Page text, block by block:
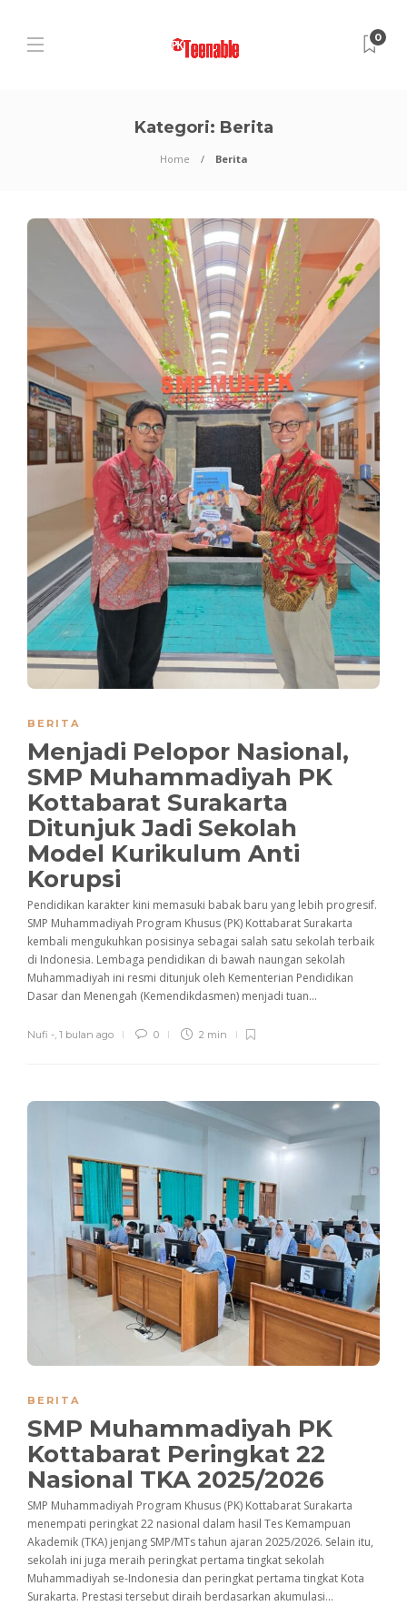
0
Kategori: Berita
Home Berita
BERITA
Menjadi Pelopor Nasional,
SMP Muhammadiyah PK
Kottabarat Surakarta
Ditunjuk Jadi Sekolah
Model Kurikulum Anti
Korupsi
Pendidikan karakter kini memasuki babak baru yang lebih progresif.
SMP Muhammadiyah Program Khusus (PK) Kottabarat Surakarta
kembali mengukuhkan posisinya sebagai salah satu sekolah terbaik
di Indonesia. Lembaga pendidikan di bawah naungan sekolah
Muhammadiyah ini resmi ditunjuk oleh Kementerian Pendidikan
Dasar dan Menengah (Kemendikdasmen) menjadi tuan...
Nufi -, 1 bulan ago 0 2 min
BERITA
SMP Muhammadiyah PK
Kottabarat Peringkat 22
Nasional TKA 2025/2026
SMP Muhammadiyah Program Khusus (PK) Kottabarat Surakarta
menempati peringkat 22 nasional dalam hasil Tes Kemampuan
Akademik (TKA) jenjang SMP/MTs tahun ajaran 2025/2026. Selain itu,
sekolah ini juga meraih peringkat pertama tingkat sekolah
Muhammadiyah se-Indonesia dan peringkat pertama tingkat Kota
Surakarta. Prestasi tersebut diraih berdasarkan akumulasi...